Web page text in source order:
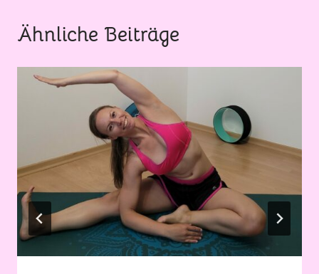
Ähnliche Beiträge